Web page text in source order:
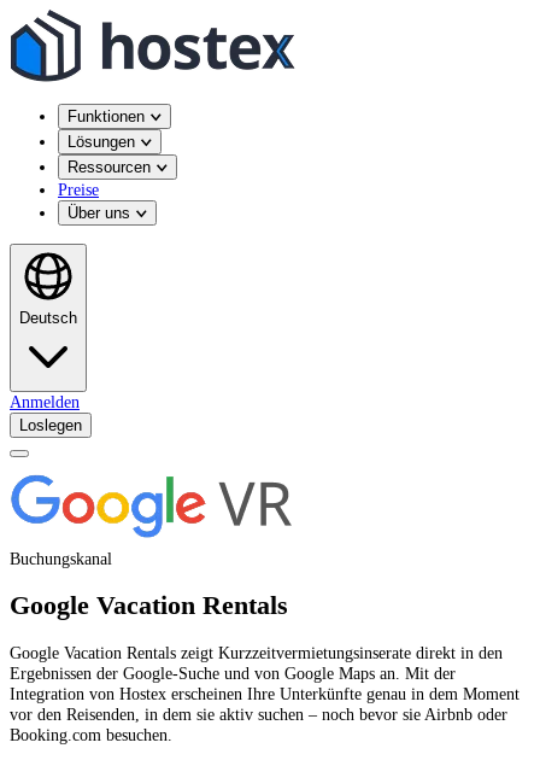
Funktionen
Lösungen
Ressourcen
Preise
Über uns
Deutsch
Anmelden
Loslegen
Buchungskanal
Google Vacation Rentals
Google Vacation Rentals zeigt Kurzzeitvermietungsinserate direkt in den
Ergebnissen der Google-Suche und von Google Maps an. Mit der
Integration von Hostex erscheinen Ihre Unterkünfte genau in dem Moment
vor den Reisenden, in dem sie aktiv suchen – noch bevor sie Airbnb oder
Booking.com besuchen.